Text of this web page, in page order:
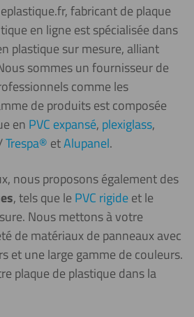
fabricant de plaque
en ligne est spécialisée dans
plastique sur mesure, alliant
sommes un fournisseur de
comme les
de produits est composée
en PVC expansé, plexiglass,
Trespa® etAlupanel.
nous proposons également des
, tels que le PVC rigideet le
Nous mettons à votre
de matériaux de panneaux avec
et une large gamme de couleurs.
plaque de plastique dans la